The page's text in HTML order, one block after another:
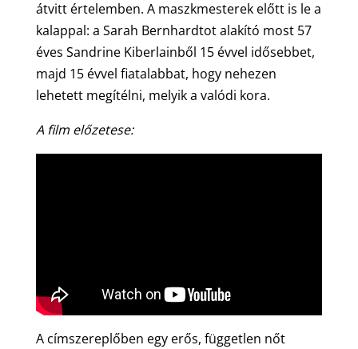
átvitt értelemben. A maszkmesterek előtt is le a
kalappal: a Sarah Bernhardtot alakító most 57
éves Sandrine Kiberlainből 15 évvel idősebbet,
majd 15 évvel fiatalabbat, hogy nehezen
lehetett megítélni, melyik a valódi kora.
A film előzetese:
A címszereplőben egy erős, független nőt